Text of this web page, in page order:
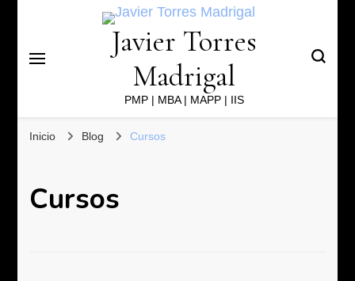
Javier Torres
Madrigal
PMP | MBA | MAPP | IIS
Inicio Blog Cursos
Cursos